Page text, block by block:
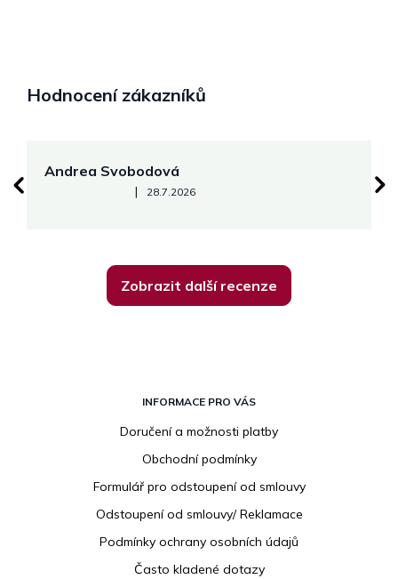
Hodnocení zákazníků
Andrea Svobodová
Hodnocení obchodu je 5 z 5 hvězdiček.
| 28.7.2026
Zobrazit další recenze
INFORMACE PRO VÁS
Doručení a možnosti platby
Obchodní podmínky
Formulář pro odstoupení od smlouvy
Odstoupení od smlouvy/ Reklamace
Podmínky ochrany osobních údajů
Často kladené dotazy